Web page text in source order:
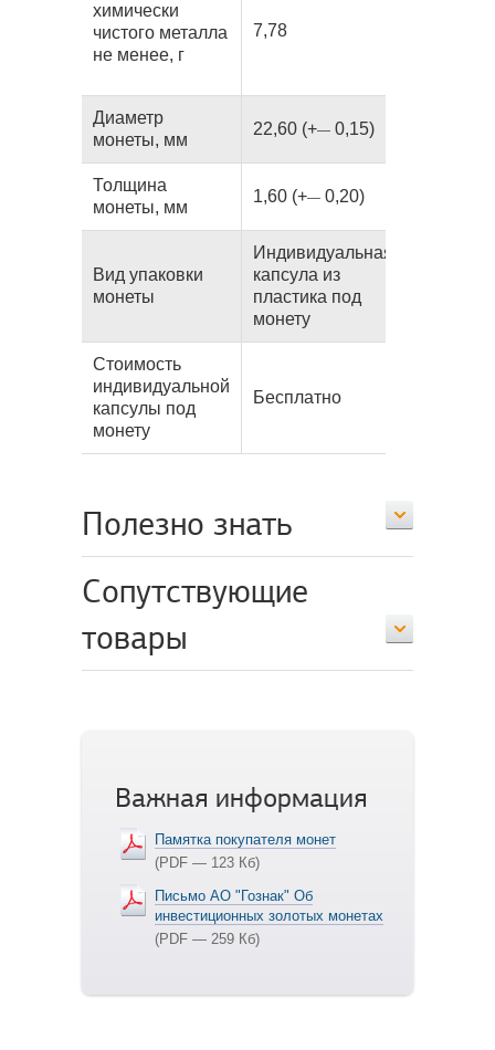
химически
чистого металла
не менее, г
7,78
Диаметр
монеты, мм
22,60 (+— 0,15)
Толщина
монеты, мм
1,60 (+— 0,20)
Вид упаковки
монеты
Индивидуальная
капсула из
пластика под
монету
Стоимость
индивидуальной
капсулы под
монету
Бесплатно
Полезно знать
Сопутствующие
товары
Важная информация
Памятка покупателя монет
(PDF — 123 Кб)
Письмо АО "Гознак" Об
инвестиционных золотых монетах
(PDF — 259 Кб)